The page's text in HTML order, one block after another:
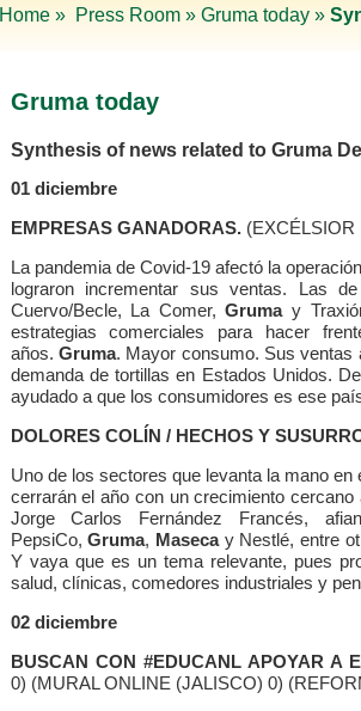
Home » Press Room » Gruma today »
Gruma today
Synthesis of news related to Gruma
01 diciembre
EMPRESAS GANADORAS. (EXCÉLSIOR
La pandemia de Covid-19 afectó la
lograron incrementar sus ventas. Las
Cuervo/Becle, La Comer,Gruma y
estrategias comerciales para hacer
años. Gruma. Mayor consumo. Sus ventas
demanda de tortillas en Estados Unidos.
ayudado a que los consumidores es ese
DOLORES COLÍN / HECHOS Y
Uno de los sectores que levanta la mano
cerrarán el año con un crecimiento
Jorge Carlos Fernández Francés,
PepsiCo,Gruma, Maseca y Nestlé, entre
Y vaya que es un tema relevante, pues
salud, clínicas, comedores industriales y
02 diciembre
BUSCAN CON #EDUCANL APOYAR A
0) (MURAL ONLINE (JALISCO) 0)